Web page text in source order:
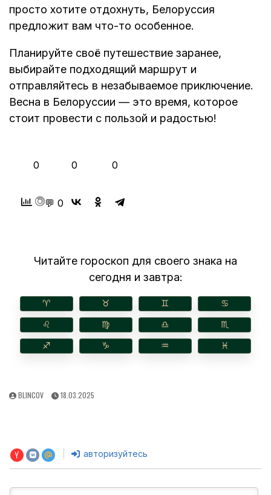
просто хотите отдохнуть, Белоруссия
предложит вам что-то особенное.
Планируйте своё путешествие заранее,
выбирайте подходящий маршрут и
отправляйтесь в незабываемое приключение.
Весна в Белоруссии — это время, которое
стоит провести с пользой и радостью!
0 0 0
💬 0
Читайте гороскоп для своего знака на
сегодня и завтра:
♈︎ ♉︎ ♊︎ ♋︎
♌︎ ♍︎ ♎︎ ♏︎
♐︎ ♑︎ ♒︎ ♓︎
AUTHOR:
BLINCOV
PUBLISHED
18.03.2025
авторизуйтесь